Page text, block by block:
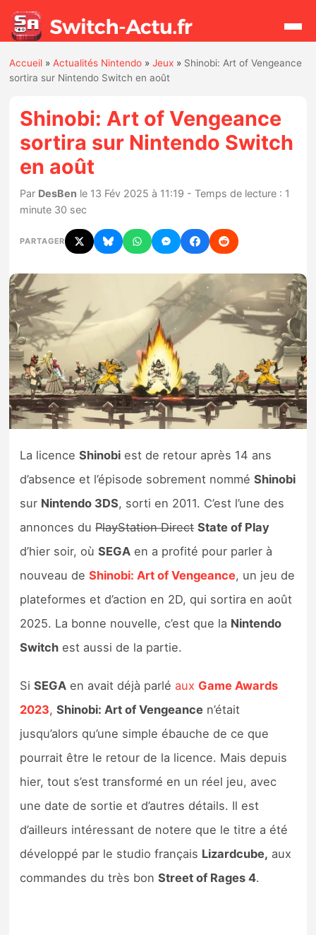
Actualités
Jeux
Hardware
Mises à jour
Chiffres de ventes
Rumeurs
Nintendo Direct
Tests et previews
Tests de jeux
Tests d’accessoires
Previews
Précommandes
Précommandes jeux Switch 2
Sorties de jeux
Bons plans
Guides
Accueil »Actualités Nintendo »Jeux » Shinobi: Art of Vengeance
sortira sur Nintendo Switch en août
Shinobi: Art of Vengeance
sortira sur Nintendo Switch
en août
Par DesBen le 13 Fév 2025 à 11:19 - Temps de lecture : 1
minute 30 sec
PARTAGER
La licenceShinobi est de retour après 14 ans
d’absence et l’épisode sobrement nomméShinobi
sur Nintendo 3DS, sorti en 2011. C’est l’une des
annonces duPlayStation Direct State of Play
d’hier soir, oùSEGA en a profité pour parler à
nouveau deShinobi: Art of Vengeance, un jeu de
plateformes et d’action en 2D, qui sortira en août
2025. La bonne nouvelle, c’est que la Nintendo
Switch est aussi de la partie.
SiSEGA en avait déjà parléaux Game Awards
2023,Shinobi: Art of Vengeance n’était
jusqu’alors qu’une simple ébauche de ce que
pourrait être le retour de la licence. Mais depuis
hier, tout s’est transformé en un réel jeu, avec
une date de sortie et d’autres détails. Il est
d’ailleurs intéressant de notere que le titre a été
développé par le studio français Lizardcube, aux
commandes du très bonStreet of Rages 4.